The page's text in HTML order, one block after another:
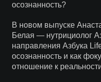
осознанность?
В новом выпуске
Белая — нутрициолог
направления Азбука
осознанность и как
отношение к